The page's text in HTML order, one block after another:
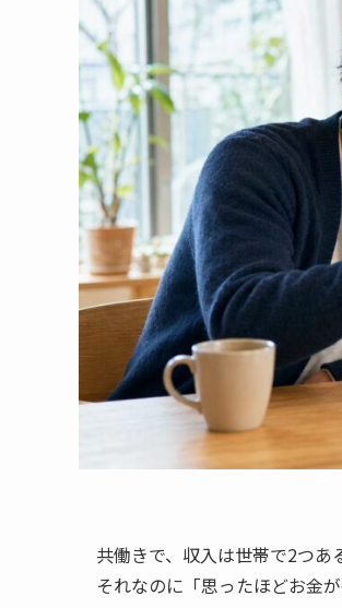
共働きで、収入は世帯で2つあ
それなのに「思ったほどお金